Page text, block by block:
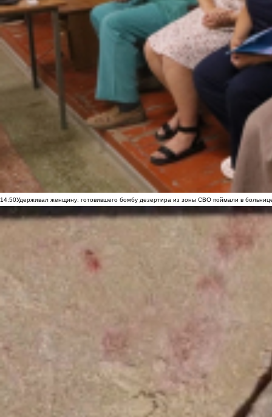
14:50Удерживал женщину: готовившего бомбу дезертира из зоны СВО поймали в